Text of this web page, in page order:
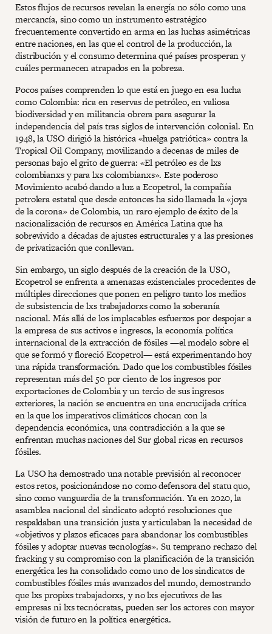
Estos flujos de recursos revelan la energía no sólo como una
mercancía, sino como un instrumento estratégico
frecuentemente convertido en arma en las luchas asimétricas
entre naciones, en las que el control de la producción, la
distribución y el consumo determina qué países prosperan y
cuáles permanecen atrapados en la pobreza.
Pocos países comprenden lo que está en juego en esa lucha
como Colombia: rica en reservas de petróleo, en valiosa
biodiversidad y en militancia obrera para asegurar la
independencia del país tras siglos de intervención colonial. En
1948, la USO dirigió la histórica «huelga patriótica» contra la
Tropical Oil Company, movilizando a decenas de miles de
personas bajo el grito de guerra: «El petróleo es de lxs
colombianxs y para lxs colombianxs». Este poderoso
Movimiento acabó dando a luz a Ecopetrol, la compañía
petrolera estatal que desde entonces ha sido llamada la «joya
de la corona» de Colombia, un raro ejemplo de éxito de la
nacionalización de recursos en América Latina que ha
sobrevivido a décadas de ajustes estructurales y a las presiones
de privatización que conllevan.
Sin embargo, un siglo después de la creación de la USO,
Ecopetrol se enfrenta a amenazas existenciales procedentes de
múltiples direcciones que ponen en peligro tanto los medios
de subsistencia de lxs trabajadorxs como la soberanía
nacional. Más allá de los implacables esfuerzos por despojar a
la empresa de sus activos e ingresos, la economía política
internacional de la extracción de fósiles —el modelo sobre el
que se formó y floreció Ecopetrol— está experimentando hoy
una rápida transformación. Dado que los combustibles fósiles
representan más del 50 por ciento de los ingresos por
exportaciones de Colombia y un tercio de sus ingresos
exteriores, la nación se encuentra en una encrucijada crítica
en la que los imperativos climáticos chocan con la
dependencia económica, una contradicción a la que se
enfrentan muchas naciones del Sur global ricas en recursos
fósiles.
La USO ha demostrado una notable previsión al reconocer
estos retos, posicionándose no como defensora del statu quo,
sino como vanguardia de la transformación. Ya en 2020, la
asamblea nacional del sindicato adoptó resoluciones que
respaldaban una transición justa y articulaban la necesidad de
«objetivos y plazos eficaces para abandonar los combustibles
fósiles y adoptar nuevas tecnologías». Su temprano rechazo del
fracking y su compromiso con la planificación de la transición
energética les ha consolidado como uno de los sindicatos de
combustibles fósiles más avanzados del mundo, demostrando
que lxs propixs trabajadorxs, y no lxs ejecutivxs de las
empresas ni lxs tecnócratas, pueden ser los actores con mayor
visión de futuro en la política energética.